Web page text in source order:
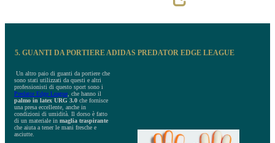
5. GUANTI DA PORTIERE ADIDAS PREDATOR EDGE LEAGUE
Un altro paio di guanti da portiere che
sono stati utilizzati da questi e altri
professionisti di questo sport sono i
Predator Edge League, che hanno il
palmo in latex URG 3.0 che fornisce
una presa eccellente, anche in
condizioni di umidità. Il dorso è fatto
di un materiale in maglia traspirante
che aiuta a tener le mani fresche e
asciutte.